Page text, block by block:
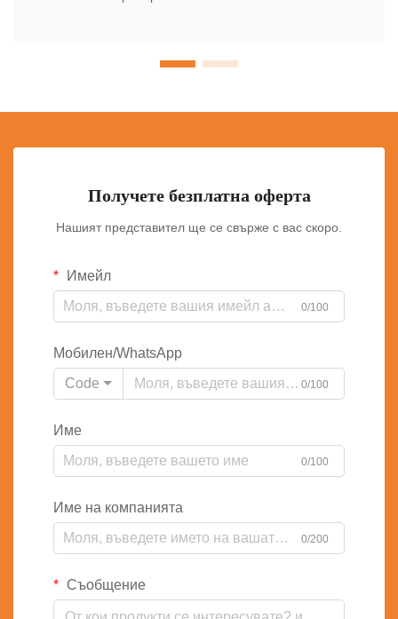
Получете безплатна оферта
Нашият представител ще се свърже с вас скоро.
Имейл
0/100
Мобилен/WhatsApp
Code
0/100
Име
0/100
Име на компанията
0/200
Съобщение